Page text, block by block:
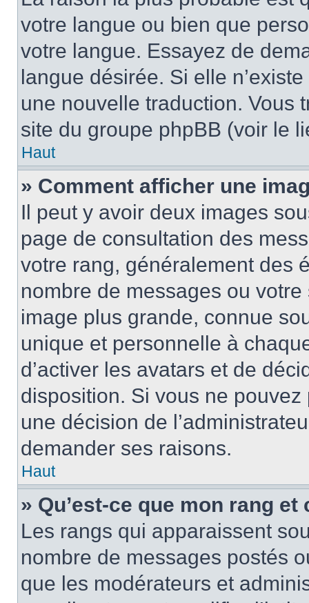
votre langue ou bien que
votre langue. Essayez de
langue désirée. Si elle
une nouvelle traduction. Vous
site du groupe phpBB (voir le
Haut
» Comment afficher une
Il peut y avoir deux images
page de consultation des
votre rang, généralement des
nombre de messages ou
image plus grande, connue
unique et personnelle à
d’activer les avatars et de
disposition. Si vous ne pouvez
une décision de
demander ses raisons.
Haut
» Qu’est-ce que mon rang
Les rangs qui apparaissent
nombre de messages postés
que les modérateurs et